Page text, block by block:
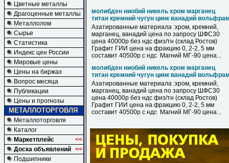
Цветные металлы
Драгоценные металлы
Металлолом
Сырье
Статистика
Индекс цен России
Мировые цены
Цены на биржах
Вопрос месяца
Публикации
Цены и прогнозы
МЕТАЛЛОТОРГОВЛЯ
Металлоторговля
Каталог
Маркетплейс
<<
Доска объявлений <<
Подшипники
молибден ниобий никель хром марганец
титан кремний чугун цинк ванадий
Азатированные материала :хром, кремний,
марганец, ванадий цена по запросу ШФС30
цена 40000р без ндс физ/тн (склад Ростов)
Графит ГИИ цена на фракцию 0, 2-2, 5 мм
составит 40500р с ндс Магний МГ-90 цена...
молибден ниобий никель хром марганец
титан кремний чугун цинк ванадий
Азатированные материала :хром, кремний,
марганец, ванадий цена по запросу ШФС30
цена 40000р без ндс физ/тн (склад Ростов)
Графит ГИИ цена на фракцию 0, 2-2, 5 мм
составит 40500р с ндс Магний МГ-90 цена...